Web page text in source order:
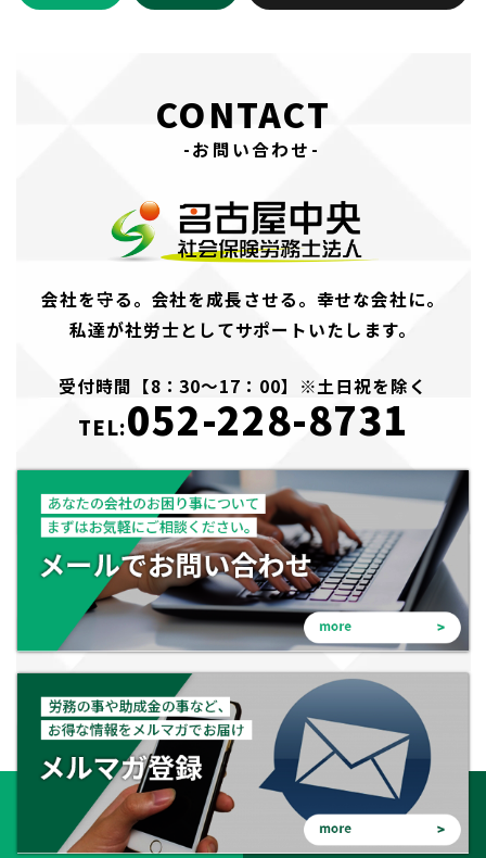
CONTACT
-お問い合わせ-
会社を守る。会社を成長させる。幸せな会社に。
私達が社労士としてサポートいたします。
受付時間【8：30～17：00】※土日祝を除く
TEL:052-228-8731